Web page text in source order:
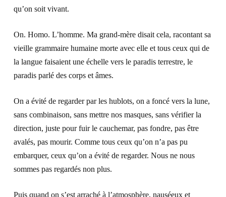
qu’on soit vivant.
On. Homo. L’homme. Ma grand-mère disait cela, racontant sa
vieille grammaire humaine morte avec elle et tous ceux qui de
la langue faisaient une échelle vers le paradis terrestre, le
paradis parlé des corps et âmes.
On a évité de regarder par les hublots, on a foncé vers la lune,
sans combinaison, sans mettre nos masques, sans vérifier la
direction, juste pour fuir le cauchemar, pas fondre, pas être
avalés, pas mourir. Comme tous ceux qu’on n’a pas pu
embarquer, ceux qu’on a évité de regarder. Nous ne nous
sommes pas regardés non plus.
Puis quand on s’est arraché à l’atmosphère, nauséeux et